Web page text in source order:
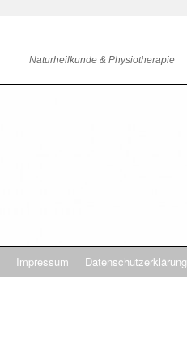
Naturheilkunde & Physiotherapie
Impressum Datenschutzerklärung